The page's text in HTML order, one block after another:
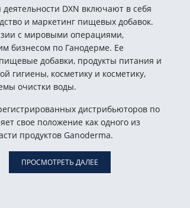
DXN включают в себя
и маркетинг пищевых добавок.
с мировыми операциями,
бизнесом по Ганодерме. Ее
добавки, продукты питания и
гигиены, косметику и косметику,
очистки воды.
дистрибьюторов по
свое положение как одного из
продуктов Ganoderma.
ПРОСМОТРЕТЬ ДАЛЕЕ